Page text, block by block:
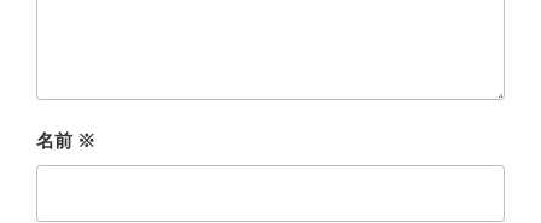
名前 ※